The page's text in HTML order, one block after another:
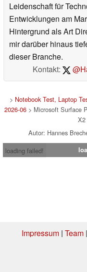
Leidenschaft für
Entwicklungen am
Hintergrund als Art
mir darüber hinaus
dieser Branche.
Kontakt:
> Notebook Test, Laptop
2026-06 > Microsoft Surface
X2
Autor: Hannes
loading failed!
Impressum| Team|